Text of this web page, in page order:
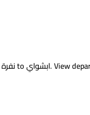
نفرةtoابشواي.View